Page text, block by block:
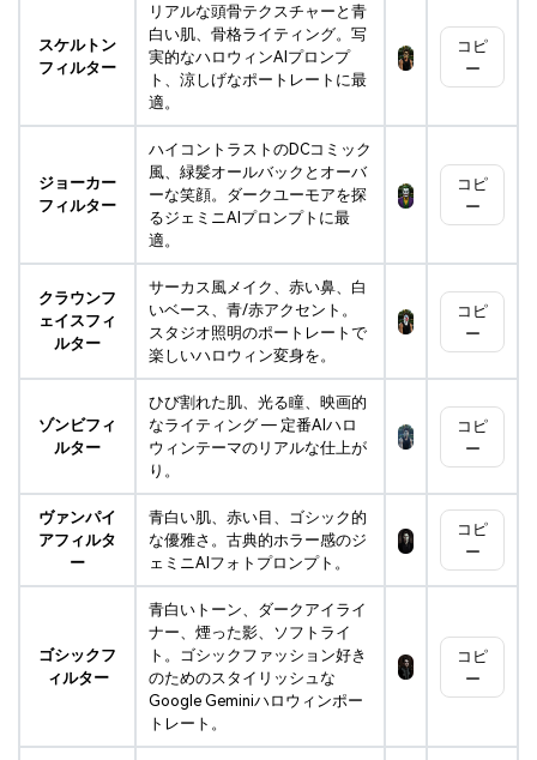
スケルトン
フィルター
リアルな頭骨テクスチャーと青
白い肌、骨格ライティング。写
実的なハロウィンAIプロンプ
ト、涼しげなポートレートに最
適。
コピ
ー
ジョーカー
フィルター
ハイコントラストのDCコミック
風、緑髪オールバックとオーバ
ーな笑顔。ダークユーモアを探
るジェミニAIプロンプトに最
適。
コピ
ー
クラウンフ
ェイスフィ
ルター
サーカス風メイク、赤い鼻、白
いベース、青/赤アクセント。
スタジオ照明のポートレートで
楽しいハロウィン変身を。
コピ
ー
ゾンビフィ
ルター
ひび割れた肌、光る瞳、映画的
なライティング ― 定番AIハロ
ウィンテーマのリアルな仕上が
り。
コピ
ー
ヴァンパイ
アフィルタ
ー
青白い肌、赤い目、ゴシック的
な優雅さ。古典的ホラー感のジ
ェミニAIフォトプロンプト。
コピ
ー
ゴシックフ
ィルター
青白いトーン、ダークアイライ
ナー、煙った影、ソフトライ
ト。ゴシックファッション好き
のためのスタイリッシュな
Google Geminiハロウィンポー
トレート。
コピ
ー